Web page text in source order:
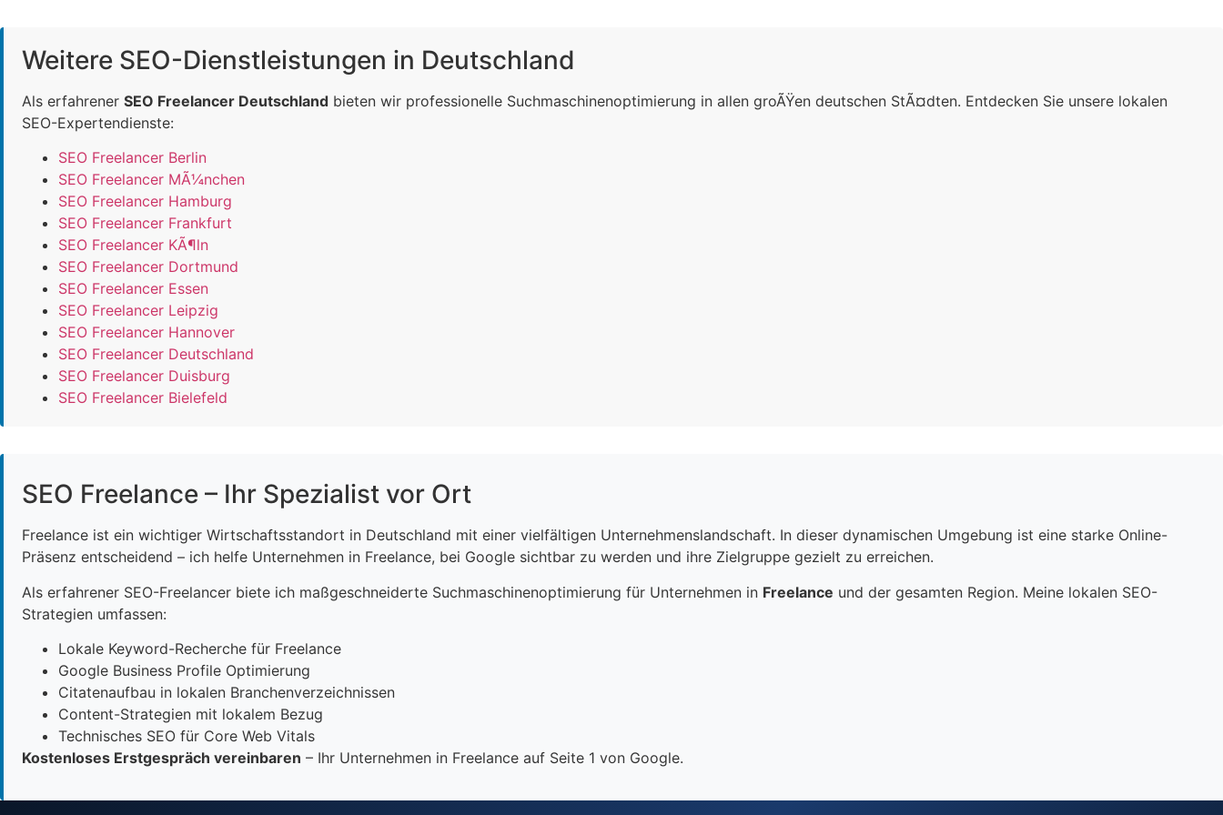
Weitere SEO-Dienstleistungen in Deutschland
Als erfahrener SEO Freelancer Deutschland bieten wir professionelle Suchmaschinenoptimierung in allen groÃŸen deutschen StÃ¤dten. Entdecken Sie unsere lokalen
SEO-Expertendienste:
SEO Freelancer Berlin
SEO Freelancer MÃ¼nchen
SEO Freelancer Hamburg
SEO Freelancer Frankfurt
SEO Freelancer KÃ¶ln
SEO Freelancer Dortmund
SEO Freelancer Essen
SEO Freelancer Leipzig
SEO Freelancer Hannover
SEO Freelancer Deutschland
SEO Freelancer Duisburg
SEO Freelancer Bielefeld
SEO Freelance – Ihr Spezialist vor Ort
Freelance ist ein wichtiger Wirtschaftsstandort in Deutschland mit einer vielfältigen Unternehmenslandschaft. In dieser dynamischen Umgebung ist eine starke Online-
Präsenz entscheidend – ich helfe Unternehmen in Freelance, bei Google sichtbar zu werden und ihre Zielgruppe gezielt zu erreichen.
Als erfahrener SEO-Freelancer biete ich maßgeschneiderte Suchmaschinenoptimierung für Unternehmen in Freelance und der gesamten Region. Meine lokalen SEO-
Strategien umfassen:
Lokale Keyword-Recherche für Freelance
Google Business Profile Optimierung
Citatenaufbau in lokalen Branchenverzeichnissen
Content-Strategien mit lokalem Bezug
Technisches SEO für Core Web Vitals
Kostenloses Erstgespräch vereinbaren – Ihr Unternehmen in Freelance auf Seite 1 von Google.